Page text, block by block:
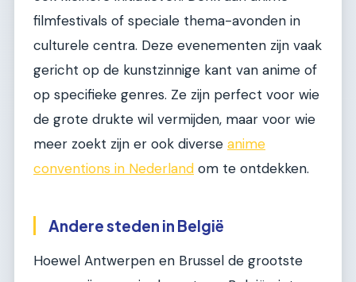
filmfestivals of speciale thema-avonden in
culturele centra. Deze evenementen zijn vaak
gericht op de kunstzinnige kant van anime of
op specifieke genres. Ze zijn perfect voor wie
de grote drukte wil vermijden, maar voor wie
meer zoekt zijn er ook diverse anime
conventions in Nederland om te ontdekken.
Andere steden in België
Hoewel Antwerpen en Brussel de grootste